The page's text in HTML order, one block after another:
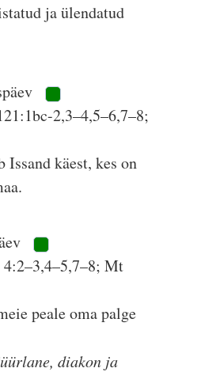
ja ülendatud
2,3–4,5–6,7–8;
käest, kes on
4:2–3,4–5,7–8; Mt
peale oma palge
diakon ja